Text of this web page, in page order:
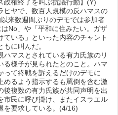
政権終了を叫ぶ抗議行動】(Y)
ヒヤで、数百人規模の反ハマスの
来数週間ぶりのデモでは参加者
No」や「平和に住みたい。ガザ
ている」といった内容のチャント
に叫んだ。
マスとされている有力氏族のリ
る様子が見られたとのこと。ハマ
って終戦を訴えるだけのデモに
めるよう指示するも罵倒を含む激
後複数の有力氏族が共同声明を出
市民に呼び掛け、またイスラエル
を要求している。(4/16)